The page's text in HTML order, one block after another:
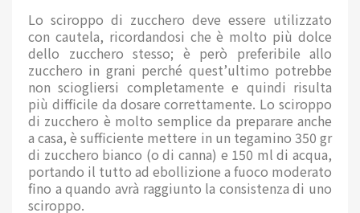
Lo sciroppo di zucchero deve essere utilizzato
con cautela, ricordandosi che è molto più dolce
dello zucchero stesso; è però preferibile allo
zucchero in grani perché quest’ultimo potrebbe
non sciogliersi completamente e quindi risulta
più difficile da dosare correttamente. Lo sciroppo
di zucchero è molto semplice da preparare anche
a casa, è sufficiente mettere in un tegamino 350 gr
di zucchero bianco (o di canna) e 150 ml di acqua,
portando il tutto ad ebollizione a fuoco moderato
fino a quando avrà raggiunto la consistenza di uno
sciroppo.